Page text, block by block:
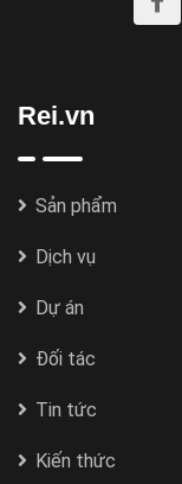
Rei.vn
Sản phẩm
Dịch vụ
Dự án
Đối tác
Tin tức
Kiến thức